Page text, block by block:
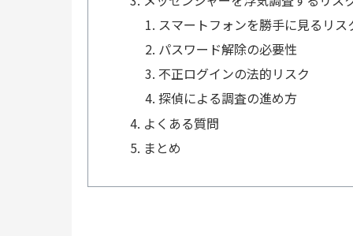
スマートフォンを勝手に見るリス
パスワード解除の必要性
不正ログインの法的リスク
探偵による調査の進め方
よくある質問
まとめ